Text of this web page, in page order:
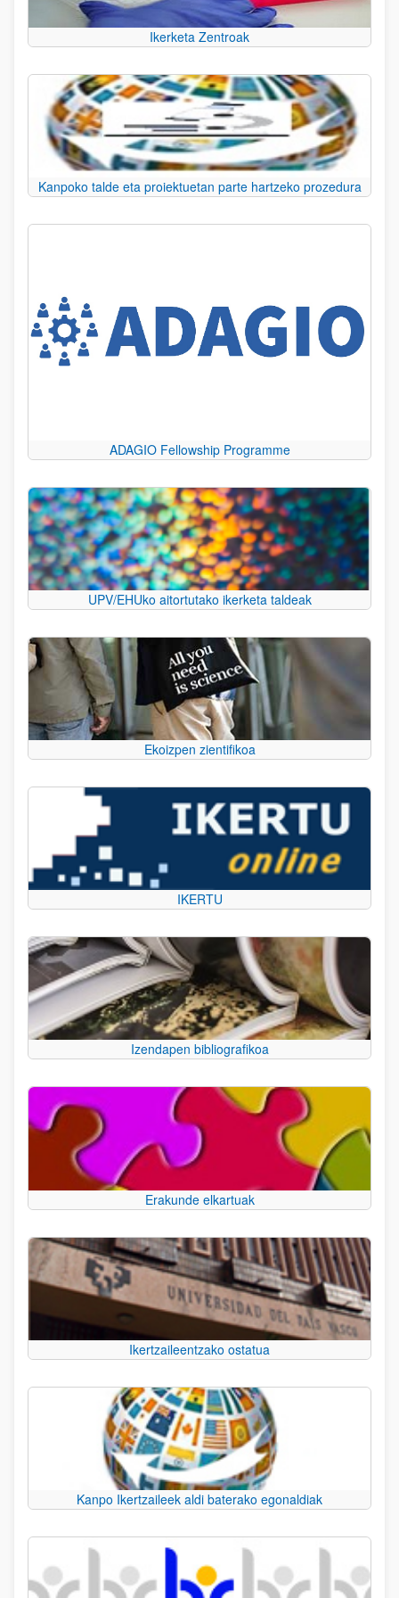
Ikerketa Zentroak
Kanpoko talde eta proiektuetan parte hartzeko prozedura
ADAGIO Fellowship Programme
UPV/EHUko aitortutako ikerketa taldeak
Ekoizpen zientifikoa
IKERTU
Izendapen bibliografikoa
Erakunde elkartuak
Ikertzaileentzako ostatua
Kanpo Ikertzaileek aldi baterako egonaldiak